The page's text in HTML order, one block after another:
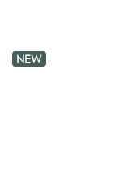
NEW